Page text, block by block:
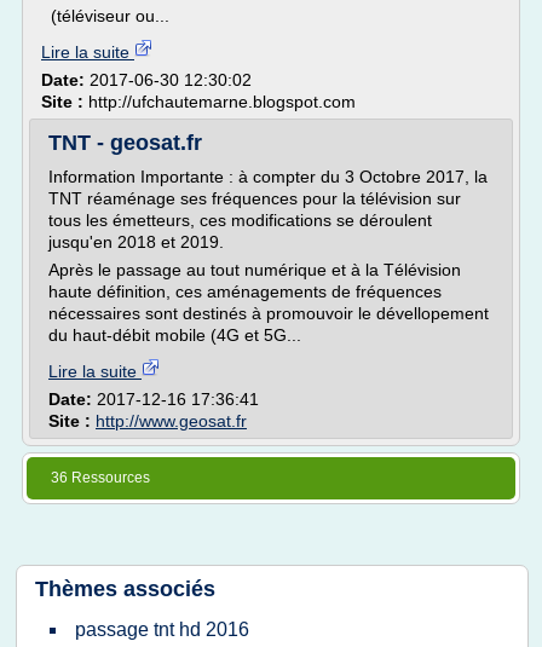
(téléviseur ou...
Lire la suite
Date: 2017-06-30 12:30:02
Site : http://ufchautemarne.blogspot.com
TNT - geosat.fr
Information Importante : à compter du 3 Octobre 2017, la
TNT réaménage ses fréquences pour la télévision sur
tous les émetteurs, ces modifications se déroulent
jusqu'en 2018 et 2019.
Après le passage au tout numérique et à la Télévision
haute définition, ces aménagements de fréquences
nécessaires sont destinés à promouvoir le dévellopement
du haut-débit mobile (4G et 5G...
Lire la suite
Date: 2017-12-16 17:36:41
Site : http://www.geosat.fr
36 Ressources
Thèmes associés
passage tnt hd 2016